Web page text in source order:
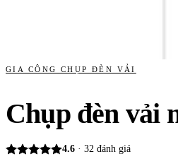
GIA CÔNG CHỤP ĐÈN VẢI
Chụp đèn vải
4.6 · 32 đánh giá